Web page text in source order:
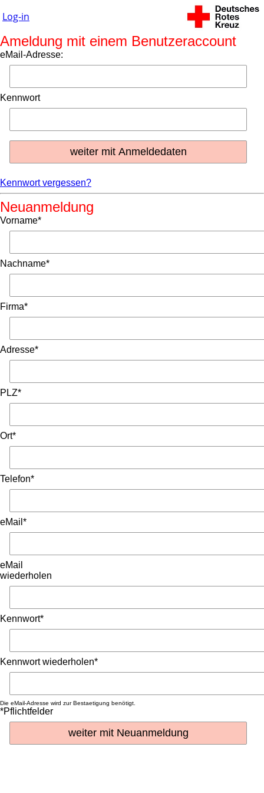
Log-in
Ameldung mit einem Benutzeraccount
eMail-Adresse:
Kennwort
Kennwort vergessen?
Neuanmeldung
Vorname*
Nachname*
Firma*
Adresse*
PLZ*
Ort*
Telefon*
eMail*
eMail
wiederholen
Kennwort*
Kennwort wiederholen*
Die eMail-Adresse wird zur Bestaetigung benötigt.
*Pflichtfelder